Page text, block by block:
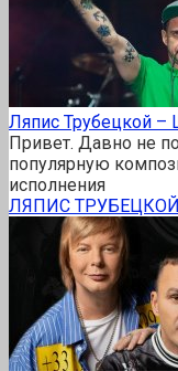
Ляпис Трубецкой –
Привет. Давно не
популярную
исполнения
ЛЯПИС ТРУБЕЦКОЙ